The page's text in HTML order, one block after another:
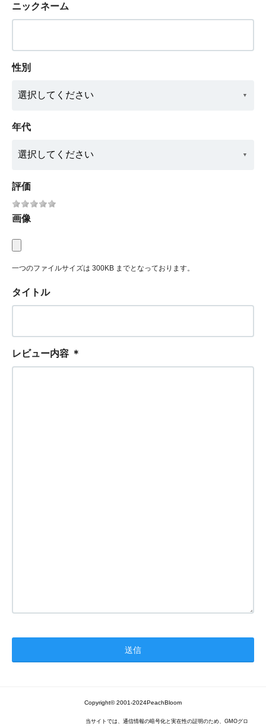
ニックネーム
性別
年代
評価
画像
一つのファイルサイズは 300KB までとなっております。
タイトル
レビュー内容 ＊
Copyright© 2001-2024PeachBloom
当サイトでは、通信情報の暗号化と実在性の証明のため、GMOグロ